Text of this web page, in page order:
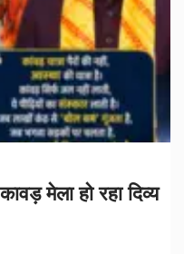
मेला हो रहा दिव्य